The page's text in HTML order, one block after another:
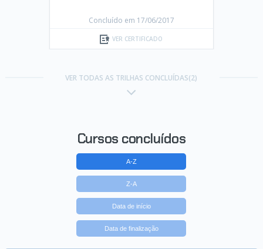
Concluído em 17/06/2017
VER CERTIFICADO
VER TODAS AS TRILHAS CONCLUÍDAS(2)
Cursos concluídos
A-Z
Z-A
Data de início
Data de finalização